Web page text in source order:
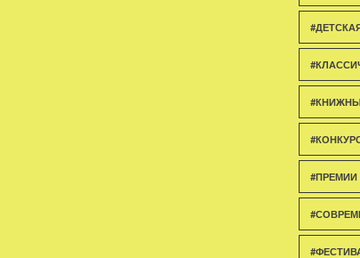
#ПРЕМИИ